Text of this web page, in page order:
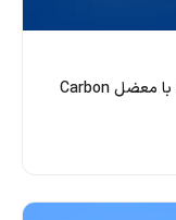
ردپای کربنی در ارز دیجیتال؛ روش‌های مقابله با معضل Carbon